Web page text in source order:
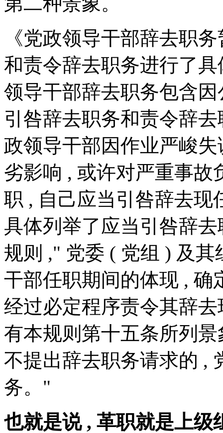
《党政领导干部辞去职
和责令辞去职务进行了
领导干部辞去职务包含
引咎辞去职务和责令辞
政领导干部因作业严峻
劣影响 , 或许对严重事
职 , 自己应当引咎辞去
具体列举了应当引咎辞
规则 ," 党委 ( 党组 ) 及
干部任职期间的体现 , 确
经过必定程序责令其辞
有本规则第十五条所列
不提出辞去职务请求的 ,
务。"
也就是说 , 革职就是上级